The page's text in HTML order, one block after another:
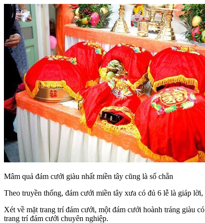
Mâm quả đám cưới giàu nhất miền tây cũng là số chẵn
Theo truyền thống, đám cưới miền tây xưa có đủ 6 lễ là giáp
Xét về mặt trang trí đám cưới, một đám cưới hoành tráng giàu
trang trí đám cưới chuyên nghiệp.